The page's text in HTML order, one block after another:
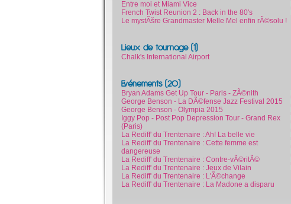
Entre moi et Miami Vice
French Twist Reunion 2 : Back in the 80's
Le mystÃšre Grandmaster Melle Mel enfin rÃ©solu !
Lieux de tournage (1)
Chalk's International Airport
Evénements (20)
Bryan Adams Get Up Tour - Paris - ZÃ©nith
George Benson - La DÃ©fense Jazz Festival 2015
George Benson - Olympia 2015
Iggy Pop - Post Pop Depression Tour - Grand Rex
(Paris)
La Rediff' du Trentenaire : Ah! La belle vie
La Rediff' du Trentenaire : Cette femme est
dangereuse
La Rediff' du Trentenaire : Contre-vÃ©ritÃ©
La Rediff' du Trentenaire : Jeux de Vilain
La Rediff' du Trentenaire : L'Ã©change
La Rediff' du Trentenaire : La Madone a disparu